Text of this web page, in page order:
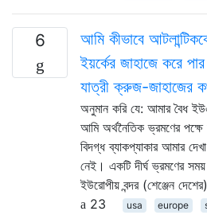
6
আমি কীভাবে
ইয়র্কের জাহাজে করে
যাত্রী ক্রুজ-জাহাজের
অনুমান করি যে: আমার বৈধ
আমি অর্থনৈতিক ভ্রমণের
বিদগ্ধ ব্যাকপ্যাকার আমার
নেই। একটি দীর্ঘ ভ্রমণের
ইউরোপীয় বন্দর (শেঞ্জেন
23
usa europe